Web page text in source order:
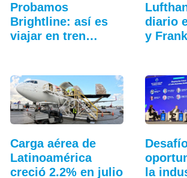
Probamos
Brightline: así es
viajar en tren
diario
y
Carga aérea de
Latinoamérica
creció 2.2% en julio
la